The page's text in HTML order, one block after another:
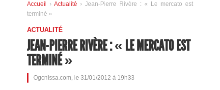
Accueil › Actualité › Jean-Pierre Rivère : « Le mercato est
terminé »
ACTUALITÉ
JEAN-PIERRE RIVÈRE : « LE MERCATO EST
TERMINÉ »
Ogcnissa.com, le 31/01/2012 à 19h33